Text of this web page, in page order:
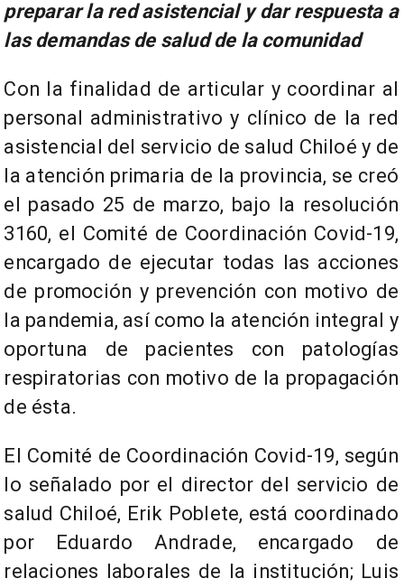
preparar la red asistencial y dar respuesta a
las demandas de salud de la comunidad
Con la finalidad de articular y coordinar al
personal administrativo y clínico de la red
asistencial del servicio de salud Chiloé y de
la atención primaria de la provincia, se creó
el pasado 25 de marzo, bajo la resolución
3160, el Comité de Coordinación Covid-19,
encargado de ejecutar todas las acciones
de promoción y prevención con motivo de
la pandemia, así como la atención integral y
oportuna de pacientes con patologías
respiratorias con motivo de la propagación
de ésta.
El Comité de Coordinación Covid-19, según
lo señalado por el director del servicio de
salud Chiloé, Erik Poblete, está coordinado
por Eduardo Andrade, encargado de
relaciones laborales de la institución; Luis